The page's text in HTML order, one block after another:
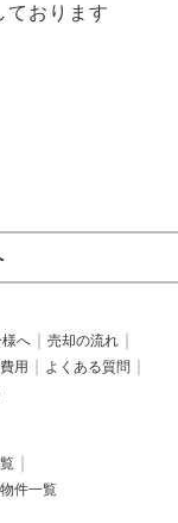
ております
へ
売却の流れ
用
よくある質問
件一覧